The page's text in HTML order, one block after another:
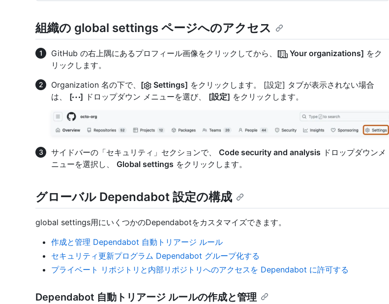
組織の global settings ページへのアクセス
GitHub の右上隅にあるプロフィール画像をクリックしてから、 [ Your organizations] をク
リックします。
Organization 名の下で、 [ Settings] をクリックします。 [設定] タブが表示されない場合
は、 [ ] ドロップダウン メニューを選び、 [設定] をクリックします。
サイドバーの「セキュリティ」セクションで、 Code security and analysis ドロップダウンメ
ニューを選択し、 Global settings をクリックします。
グローバル Dependabot 設定の構成
global settings用にいくつかのDependabotをカスタマイズできます。
作成と管理 Dependabot 自動トリアージ ルール
セキュリティ更新プログラム Dependabot グループ化する
プライベート リポジトリと内部リポジトリへのアクセスを Dependabot に許可する
Dependabot 自動トリアージ ルールの作成と管理